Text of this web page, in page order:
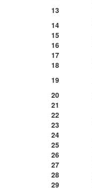
13
14
15
16
17
18
19
20
21
22
23
24
25
26
27
28
29